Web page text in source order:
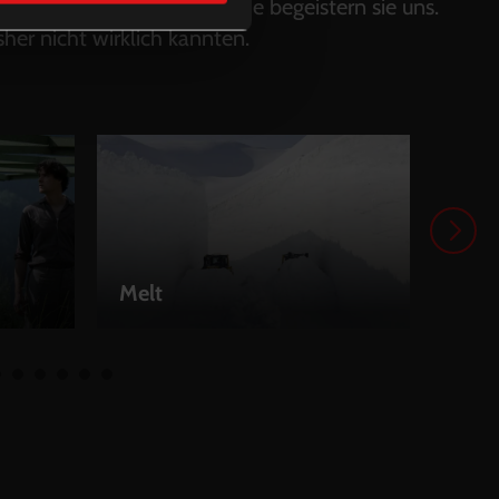
Energie und Lebensfreude begeistern sie uns.
nicht wirklich kannten.
Melt
LEIHEN